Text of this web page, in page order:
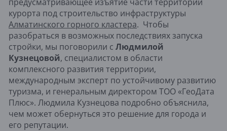
курорта под строительство инфраструктуры
Алматинского горного кластера. Чтобы
разобраться в возможных последствиях запуска
стройки, мы поговорили с Людмилой
Кузнецовой, специалистом в области
комплексного развития территории,
международным эксперт по устойчивому развитию
туризма, и генеральным директором ТОО «ГеоДата
Плюс». Людмила Кузнецова подробно объяснила,
чем может обернуться это решение для города и
его репутации.